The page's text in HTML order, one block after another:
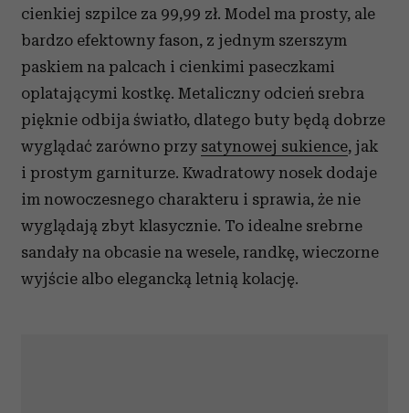
cienkiej szpilce za 99,99 zł. Model ma prosty, ale
bardzo efektowny fason, z jednym szerszym
paskiem na palcach i cienkimi paseczkami
oplatającymi kostkę. Metaliczny odcień srebra
pięknie odbija światło, dlatego buty będą dobrze
wyglądać zarówno przy satynowej sukience, jak
i prostym garniturze. Kwadratowy nosek dodaje
im nowoczesnego charakteru i sprawia, że nie
wyglądają zbyt klasycznie. To idealne srebrne
sandały na obcasie na wesele, randkę, wieczorne
wyjście albo elegancką letnią kolację.